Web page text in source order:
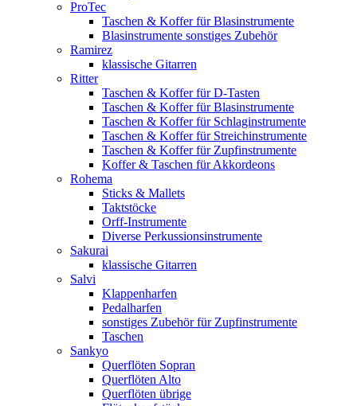
ProTec
Taschen & Koffer für Blasinstrumente
Blasinstrumente sonstiges Zubehör
Ramirez
klassische Gitarren
Ritter
Taschen & Koffer für D-Tasten
Taschen & Koffer für Blasinstrumente
Taschen & Koffer für Schlaginstrumente
Taschen & Koffer für Streichinstrumente
Taschen & Koffer für Zupfinstrumente
Koffer & Taschen für Akkordeons
Rohema
Sticks & Mallets
Taktstöcke
Orff-Instrumente
Diverse Perkussionsinstrumente
Sakurai
klassische Gitarren
Salvi
Klappenharfen
Pedalharfen
sonstiges Zubehör für Zupfinstrumente
Taschen
Sankyo
Querflöten Sopran
Querflöten Alto
Querflöten übrige